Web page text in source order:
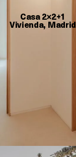
Casa 2×2+1
Vivienda, Madrid